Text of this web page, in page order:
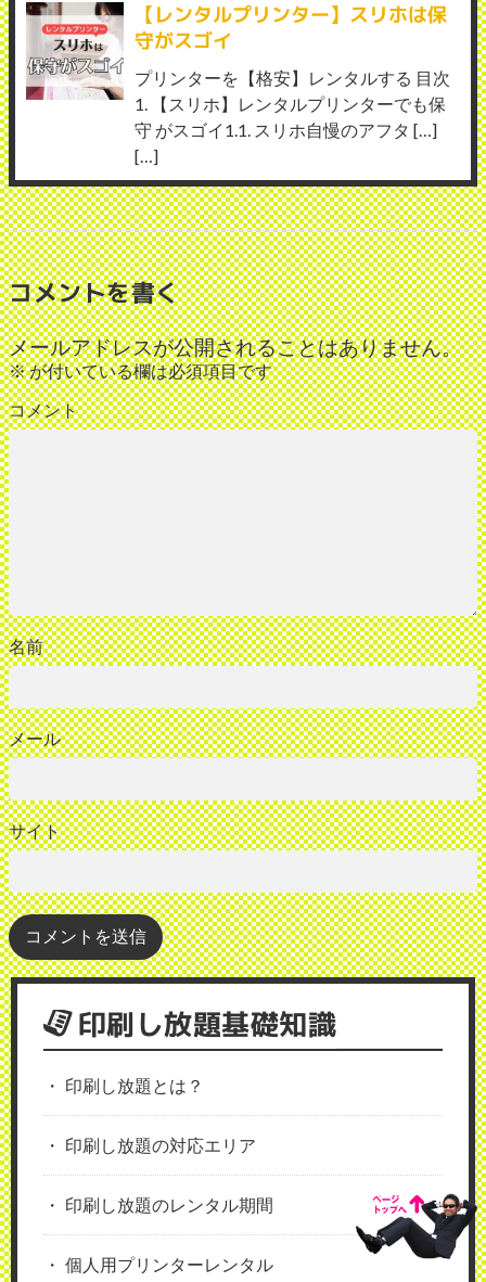
【レンタルプリンター】スリホは保
守がスゴイ
プリンターを【格安】レンタルする 目次
1. 【スリホ】レンタルプリンターでも保
守 がスゴイ1.1. スリホ自慢のアフタ […]
[…]
コメントを書く
メールアドレスが公開されることはありません。
※が付いている欄は必須項目です
コメント
名前
メール
サイト
印刷し放題基礎知識
印刷し放題とは？
印刷し放題の対応エリア
印刷し放題のレンタル期間
個人用プリンターレンタル